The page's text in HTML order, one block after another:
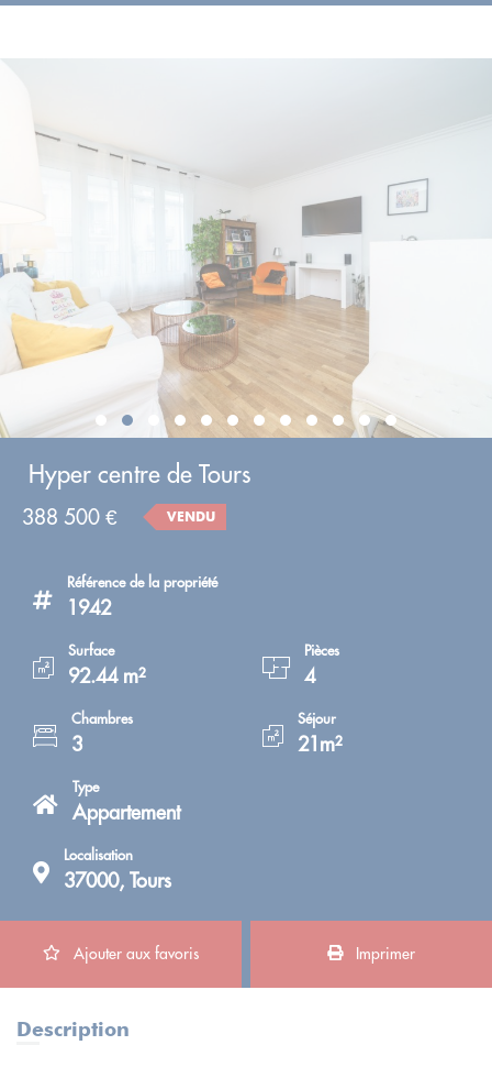
Hyper centre de Tours
388 500 € VENDU
Référence de la propriété
1942
Surface
92.44 m²
Pièces
4
Chambres
3
Séjour
21m²
Type
Appartement
Localisation
37000, Tours
Ajouter aux favoris Imprimer
Description